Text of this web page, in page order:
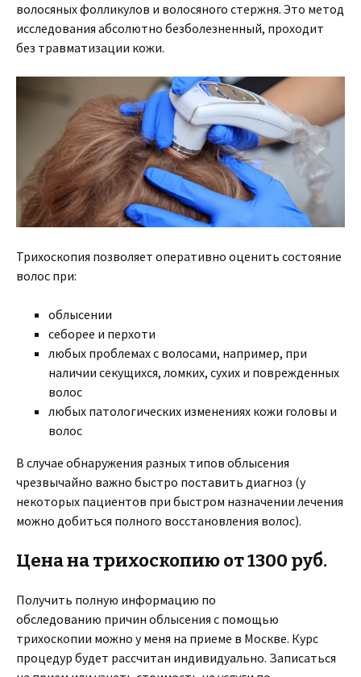
волосяных фолликулов и волосяного стержня. Это метод
исследования абсолютно безболезненный, проходит
без травматизации кожи.
Трихоскопия позволяет оперативно оценить состояние
волос при:
облысении
себорее и перхоти
любых проблемах с волосами, например, при
наличии секущихся, ломких, сухих и поврежденных
волос
любых патологических изменениях кожи головы и
волос
В случае обнаружения разных типов облысения
чрезвычайно важно быстро поставить диагноз (у
некоторых пациентов при быстром назначении лечения
можно добиться полного восстановления волос).
Цена на трихоскопию от 1300 руб.
Получить полную информацию по
обследованию причин облысения с помощью
трихоскопии можно у меня на приеме в Москве. Курс
процедур будет рассчитан индивидуально. Записаться